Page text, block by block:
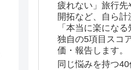
疲れない」旅行先
開拓など、自ら計
「本当に楽にな
独自の5項目スコ
価・報告します。
同じ悩みを持つ